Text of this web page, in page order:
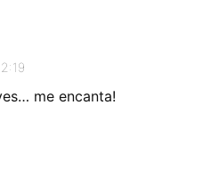
me encanta!